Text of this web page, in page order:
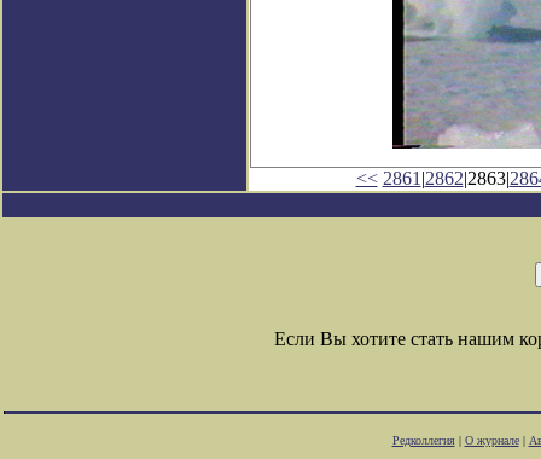
<< 2861 |2862|2863|
Если Вы хотите стать нашим
Редколлегия| О журнале|